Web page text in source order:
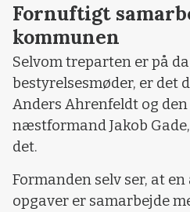
Fornuftigt
kommunen
Selvom treparten er på
bestyrelsesmøder, er det
Anders Ahrenfeldt og
næstformand Jakob
det.
Formanden selv ser, at
opgaver er samarbejde